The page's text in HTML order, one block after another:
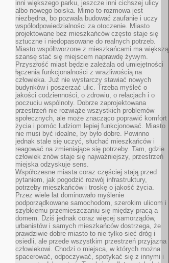
inni większego parku, jeszcze inni cichszej ulicy
albo nowego boiska. Mimo to rozmowa jest
niezbędna, bo pozwala budować zaufanie i uczy
współodpowiedzialności za otoczenie. Miasto
projektowane bez mieszkańców często staje się
sztuczne i niedopasowane do realnych potrzeb.
Miasto współtworzone z mieszkańcami ma większą
szansę stać się miejscem naprawdę żywym.
Przyszłość miast będzie zależała od umiejętności
łączenia funkcjonalności z wrażliwością na
człowieka. Już nie wystarczy stawiać nowych
budynków i poszerzać ulic. Trzeba myśleć o
jakości codzienności, o zdrowiu, o relacjach i o
poczuciu wspólnoty. Dobrze zaprojektowana
przestrzeń nie rozwiąże wszystkich problemów
społecznych, ale może znacząco poprawić komfort
życia i pomóc ludziom lepiej funkcjonować. Miasto
nie musi być idealne, by było dobre. Powinno
jednak stale się uczyć, słuchać mieszkańców i
reagować na zmieniające się potrzeby. Tam, gdzie
człowiek znów staje się najważniejszy, przestrzeń
miejska odzyskuje sens.
Współczesne miasta coraz częściej stają przed
pytaniem, jak pogodzić rozwój infrastruktury,
potrzeby mieszkańców i troskę o jakość życia.
Przez wiele lat dominowało myślenie
podporządkowane samochodom, szerokim ulicom i
szybkiemu przemieszczaniu się między pracą a
domem. Dziś jednak coraz więcej samorządów,
urbanistów i samych mieszkańców dostrzega, że
prawdziwie dobre miasto to nie tylko sieć dróg i
osiedli, ale przede wszystkim przestrzeń przyjazna
człowiekowi. Chodzi o miejsca, w których można
spacerować, odpoczywać, spotykać się z innymi i